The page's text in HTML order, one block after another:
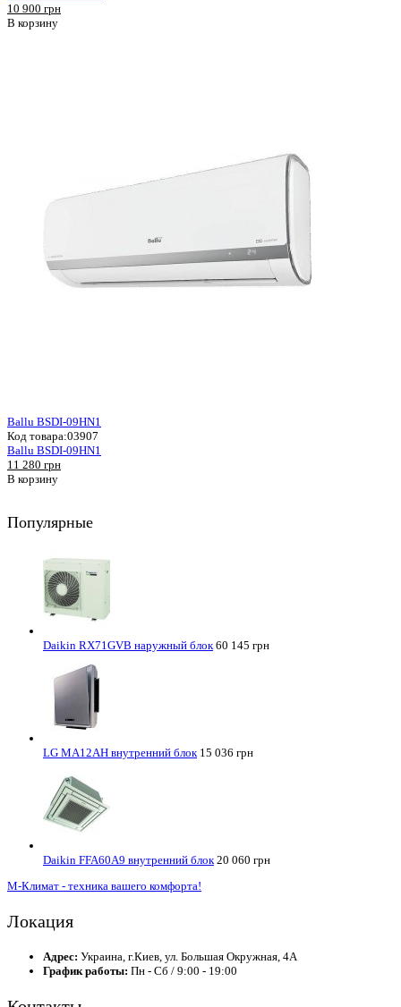
10 900 грн
В корзину
Ballu BSDI-09HN1
Код товара:03907
Ballu BSDI-09HN1
11 280 грн
В корзину
Популярные
Daikin RX71GVB наружный блок 60 145 грн
LG MA12AH внутренний блок 15 036 грн
Daikin FFA60A9 внутренний блок 20 060 грн
М-Климат - техника вашего комфорта!
Локация
Адрес: Украина, г.Киев, ул. Большая Окружная, 4А
График работы: Пн - Сб / 9:00 - 19:00